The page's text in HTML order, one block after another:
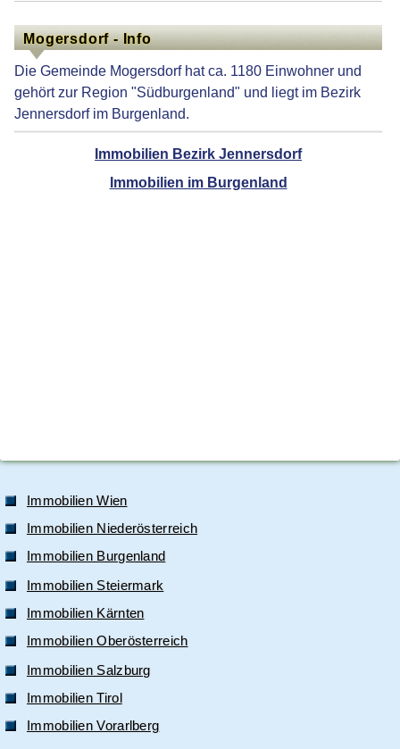
Mogersdorf - Info
Die Gemeinde Mogersdorf hat ca. 1180 Einwohner und
gehört zur Region "Südburgenland" und liegt im Bezirk
Jennersdorf im Burgenland.
Immobilien Bezirk Jennersdorf
Immobilien im Burgenland
Immobilien Wien
Immobilien Niederösterreich
Immobilien Burgenland
Immobilien Steiermark
Immobilien Kärnten
Immobilien Oberösterreich
Immobilien Salzburg
Immobilien Tirol
Immobilien Vorarlberg